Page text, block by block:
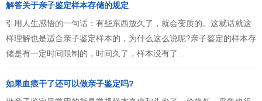
解答关于亲子鉴定样本存储的规定
引用人生感悟的一句话：有些东西放久了，就会变质的。这就话就这
样理解也是适合亲子鉴定样本的，为什么这么说呢?亲子鉴定的样本存
储是有一定时间限制的，时间久了，样本没有了...
如果血痕干了还可以做亲子鉴定吗?